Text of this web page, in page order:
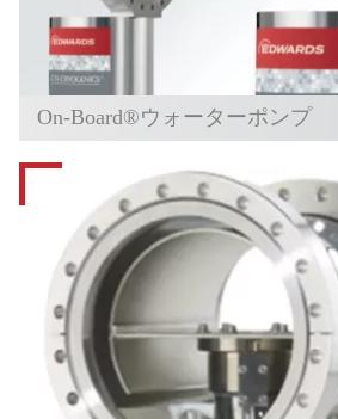
On-Board®ウォーターポンプ